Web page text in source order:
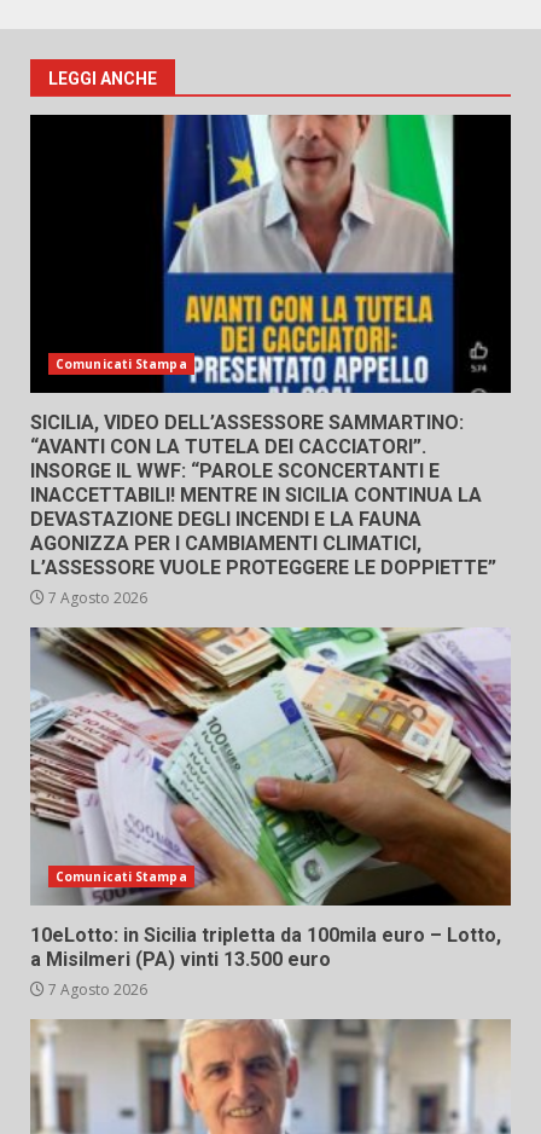
LEGGI ANCHE
Comunicati Stampa
SICILIA, VIDEO DELL’ASSESSORE SAMMARTINO:
“AVANTI CON LA TUTELA DEI CACCIATORI”.
INSORGE IL WWF: “PAROLE SCONCERTANTI E
INACCETTABILI! MENTRE IN SICILIA CONTINUA LA
DEVASTAZIONE DEGLI INCENDI E LA FAUNA
AGONIZZA PER I CAMBIAMENTI CLIMATICI,
L’ASSESSORE VUOLE PROTEGGERE LE DOPPIETTE”
7 Agosto 2026
Comunicati Stampa
10eLotto: in Sicilia tripletta da 100mila euro – Lotto,
a Misilmeri (PA) vinti 13.500 euro
7 Agosto 2026